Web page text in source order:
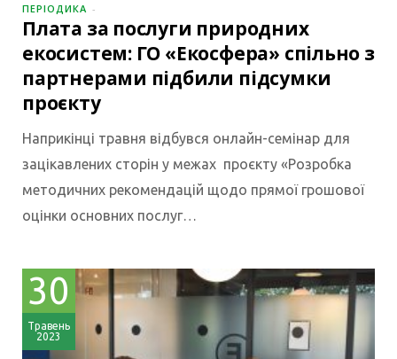
ПЕРІОДИКА
Плата за послуги природних
екосистем: ГО «Екосфера» спільно з
партнерами підбили підсумки
проєкту
Наприкінці травня відбувся онлайн-семінар для
зацікавлених сторін у межах проєкту «Розробка
методичних рекомендацій щодо прямої грошової
оцінки основних послуг…
30
Травень
2023